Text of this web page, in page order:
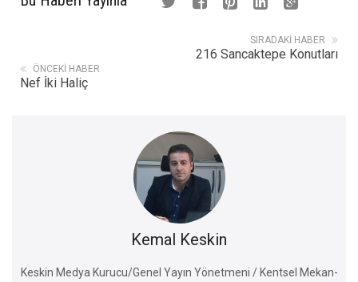
SIRADAKI HABER
216 Sancaktepe Konutları
ÖNCEKI HABER
Nef İki Haliç
Kemal Keskin
Keskin Medya Kurucu/Genel Yayın Yönetmeni / Kentsel Mekan-